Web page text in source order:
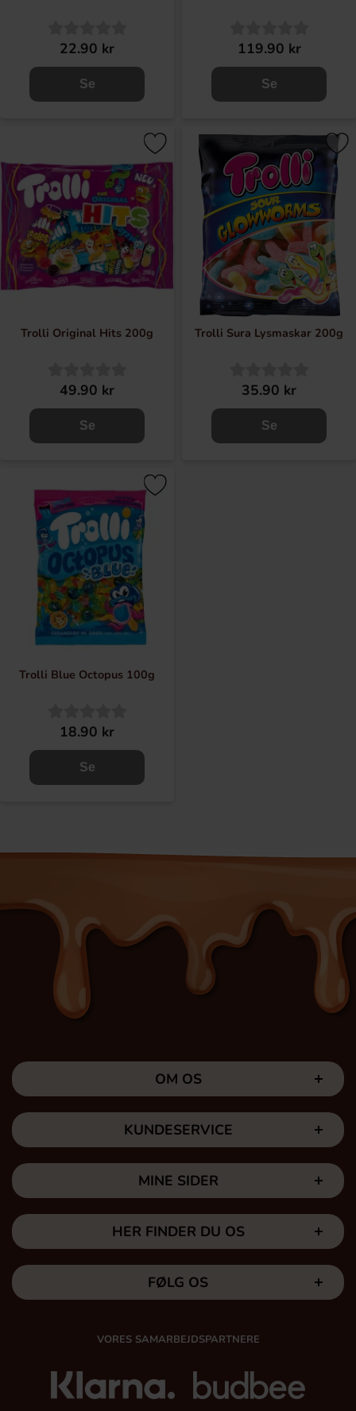
22.90 kr
Se
119.90 kr
Se
Trolli Original Hits 200g
49.90 kr
Se
Trolli Sura Lysmaskar 200g
35.90 kr
Se
Trolli Blue Octopus 100g
18.90 kr
Se
OM OS
KUNDESERVICE
MINE SIDER
HER FINDER DU OS
FØLG OS
VORES SAMARBEJDSPARTNERE